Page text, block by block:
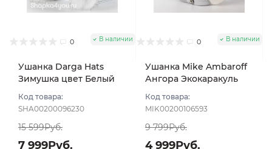
0 В наличии
Ушанка Darga Hats
Зимушка цвет Белый
Код товара:
SHA00200096230
15 599Руб.
7 999Руб.
0 В наличии
Ушанка Mike Ambaroff
Ангора Экокаракуль
UNI
Код товара:
MIK00200106593
9 799Руб.
4 999Руб.